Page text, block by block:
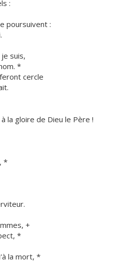
:
poursuivent :
suis,
*
cercle
la gloire de Dieu le Père !
*
+
*
la mort, *